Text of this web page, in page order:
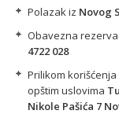
Polazak iz Novog
Obavezna
4722 028
Prilikom
opštim uslovima
Nikole Pašića 7